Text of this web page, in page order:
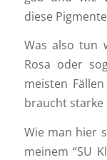
diese
Was also tun
Rosa oder
meisten
braucht starke
Wie man hier
meinem “SU